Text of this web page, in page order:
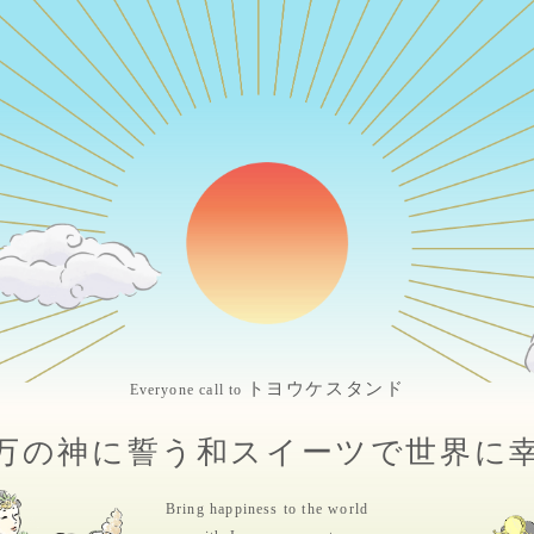
Everyone call to トヨウケスタンド
の神に誓う 和スイーツで世界に
Bring happiness to the world